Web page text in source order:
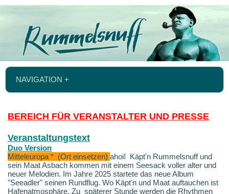
NAVIGATION +
BEREICH FÜR VERANSTALTER UND PRESSE
Veranstaltungstext
Duo Version
Mitteleuropa * (Ort einsetzen) ahoi! Käpt'n Rummelsnuff und
sein Maat Asbach kommen mit einem Seesack voller alter und
neuer Melodien. Im Jahre 2025 startete das neue Album
"Seeadler" seinen Rundflug. Wo Käpt'n und Maat auftauchen ist
Hafenatmosphäre. Zu späterer Stunde werden die Rhythmen